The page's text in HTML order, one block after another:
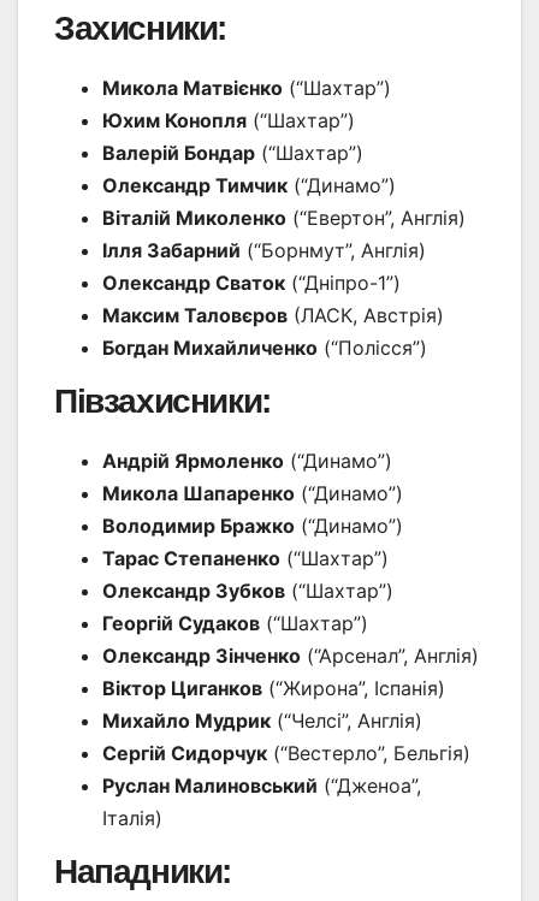
Захисники:
Микола Матвієнко (“Шахтар”)
Юхим Конопля (“Шахтар”)
Валерій Бондар (“Шахтар”)
Олександр Тимчик (“Динамо”)
Віталій Миколенко (“Евертон”, Англія)
Ілля Забарний (“Борнмут”, Англія)
Олександр Сваток (“Дніпро-1”)
Максим Таловєров (ЛАСК, Австрія)
Богдан Михайличенко (“Полісся”)
Півзахисники:
Андрій Ярмоленко (“Динамо”)
Микола Шапаренко (“Динамо”)
Володимир Бражко (“Динамо”)
Тарас Степаненко (“Шахтар”)
Олександр Зубков (“Шахтар”)
Георгій Судаков (“Шахтар”)
Олександр Зінченко (“Арсенал”, Англія)
Віктор Циганков (“Жирона”, Іспанія)
Михайло Мудрик (“Челсі”, Англія)
Сергій Сидорчук (“Вестерло”, Бельгія)
Руслан Малиновський (“Дженоа”,
Італія)
Нападники: